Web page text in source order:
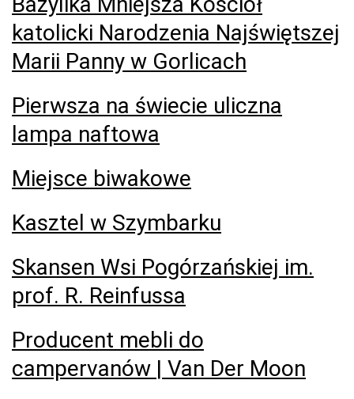
katolicki Narodzenia Najświętszej
Marii Panny w Gorlicach
Pierwsza na świecie uliczna
lampa naftowa
Miejsce biwakowe
Kasztel w Szymbarku
Skansen Wsi Pogórzańskiej im.
prof. R. Reinfussa
Producent mebli do
campervanów | Van Der Moon